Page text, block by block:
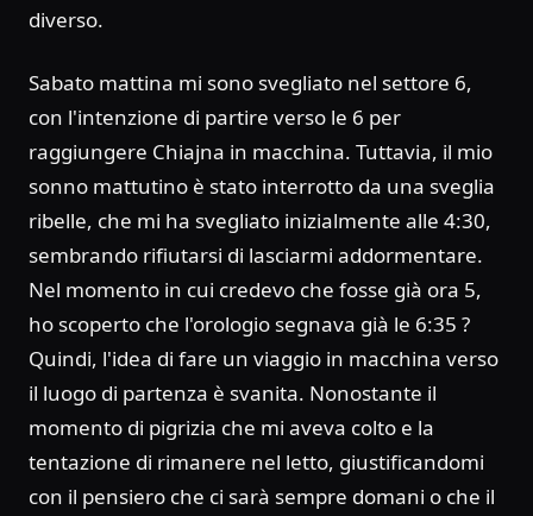
diverso.
Sabato mattina mi sono svegliato nel settore 6,
con l'intenzione di partire verso le 6 per
raggiungere Chiajna in macchina. Tuttavia, il mio
sonno mattutino è stato interrotto da una sveglia
ribelle, che mi ha svegliato inizialmente alle 4:30,
sembrando rifiutarsi di lasciarmi addormentare.
Nel momento in cui credevo che fosse già ora 5,
ho scoperto che l'orologio segnava già le 6:35 ?
Quindi, l'idea di fare un viaggio in macchina verso
il luogo di partenza è svanita. Nonostante il
momento di pigrizia che mi aveva colto e la
tentazione di rimanere nel letto, giustificandomi
con il pensiero che ci sarà sempre domani o che il